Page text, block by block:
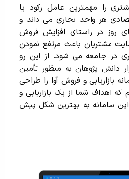
را مهمترین عامل رکود یا
هر واحد تجاری می داند و
روز در راستای افزایش فروش
مشتریان باعث مرتفع نمودن
در جامعه می شود. از این رو
دانش پژوهان به منظور تأمین
بازاریابی و فروش آوا را طراحی
که اهداف شما از یک بازاریابی و
سامانه به بهترین شکل پیش